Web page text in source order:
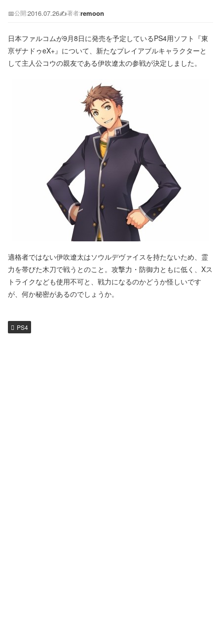
📅公開:2016.07.26✍️著者:remoon
日本ファルコムが9月8日に発売を予定しているPS4用ソフト『東
亰ザナドゥeX+』について、新たなプレイアブルキャラクターと
して主人公コウの親友である伊吹遼太の参戦が決定しました。
適格者ではない伊吹遼太はソウルデヴァイスを持たないため、霊
力を帯びた木刀で戦うとのこと。攻撃力・防御力ともに低く、Xス
トライクなども使用不可と、戦力になるのかどうか怪しいです
が、何か秘密があるのでしょうか。
PS4